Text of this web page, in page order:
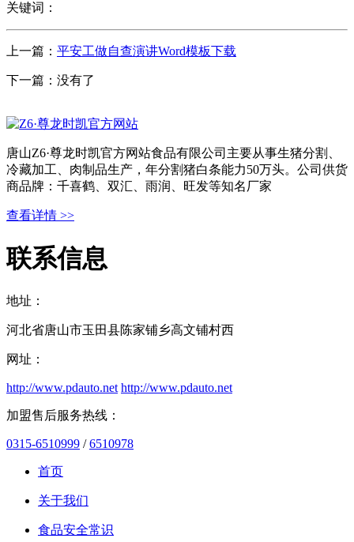
关键词：
上一篇： 平安工做自查演讲Word模板下载
下一篇：没有了
唐山Z6·尊龙时凯官方网站食品有限公司主要从事生猪分割、
冷藏加工、肉制品生产，年分割猪白条能力50万头。公司供货
商品牌：千喜鹤、双汇、雨润、旺发等知名厂家
查看详情 >>
联系信息
地址：
河北省唐山市玉田县陈家铺乡高文铺村西
网址：
http://www.pdauto.net http://www.pdauto.net
加盟售后服务热线：
0315-6510999 /6510978
首页
关于我们
食品安全常识